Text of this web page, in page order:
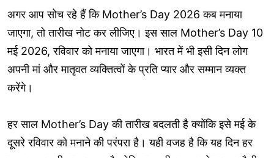
अगर आप सोच रहे हैं कि Mother’s Day 2026 कब मनाया
जाएगा, तो तारीख नोट कर लीजिए। इस साल Mother’s Day 10
मई 2026, रविवार को मनाया जाएगा। भारत में भी इसी दिन लोग
अपनी मां और मातृवत व्यक्तित्वों के प्रति प्यार और सम्मान व्यक्त
करेंगे।
हर साल Mother’s Day की तारीख बदलती है क्योंकि इसे मई के
दूसरे रविवार को मनाने की परंपरा है। यही वजह है कि यह दिन हर